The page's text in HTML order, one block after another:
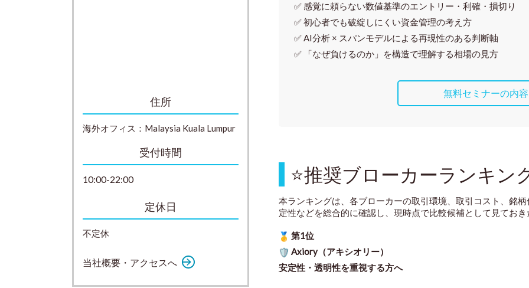
✅ 感覚に頼らない数値基準のエントリー・利確・損切り
✅ 初心者でも破綻しにくい資金管理の考え方
✅ AI分析 × スパンモデルによる再現性のある判断軸
✅ 「なぜ負けるのか」を構造で理解する相場の見方
無料セミナーの内
⭐推奨ブローカーランキン
本ランキングは、各ブローカーの取引環境、取引コスト、銘
定性などを総合的に確認し、現時点で比較候補として見てお
第1位
Axiory（アキシオリー）
安定性・透明性を重視する方へ
住所
海外オフィス： Malaysia Kuala Lumpur
受付時間
10:00-22:00
定休日
不定休
当社概要・アクセスへ